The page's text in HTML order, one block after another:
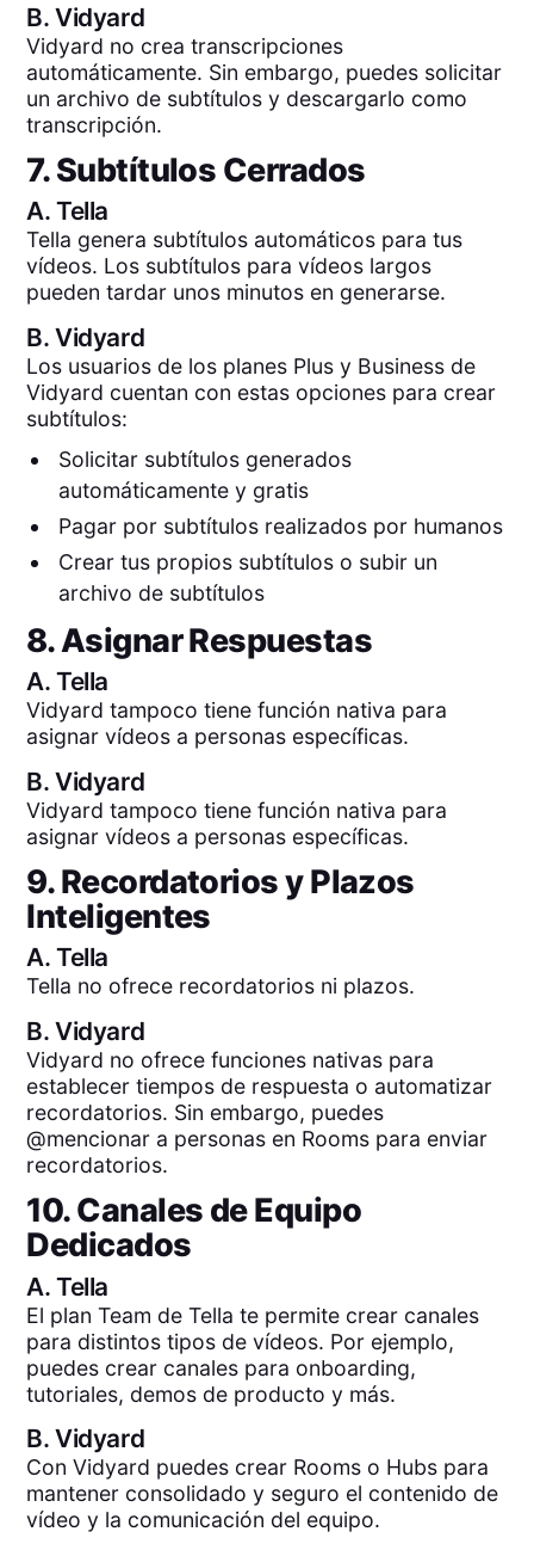
B.Vidyard
Vidyard no crea transcripciones
automáticamente. Sin embargo, puedes solicitar
un archivo de subtítulos y descargarlo como
transcripción.
7. Subtítulos Cerrados
A.Tella
Tella genera subtítulos automáticos para tus
vídeos. Los subtítulos para vídeos largos
pueden tardar unos minutos en generarse.
B.Vidyard
Los usuarios de los planes Plus y Business de
Vidyard cuentan con estas opciones para crear
subtítulos:
Solicitar subtítulos generados
automáticamente y gratis
Pagar por subtítulos realizados por humanos
Crear tus propios subtítulos o subir un
archivo de subtítulos
8. Asignar Respuestas
A.Tella
Vidyard tampoco tiene función nativa para
asignar vídeos a personas específicas.
B.Vidyard
Vidyard tampoco tiene función nativa para
asignar vídeos a personas específicas.
9. Recordatorios y Plazos
Inteligentes
A.Tella
Tella no ofrece recordatorios ni plazos.
B.Vidyard
Vidyard no ofrece funciones nativas para
establecer tiempos de respuesta o automatizar
recordatorios. Sin embargo, puedes
@mencionar a personas en Rooms para enviar
recordatorios.
10. Canales de Equipo
Dedicados
A.Tella
El plan Team de Tella te permite crear canales
para distintos tipos de vídeos. Por ejemplo,
puedes crear canales para onboarding,
tutoriales, demos de producto y más.
B.Vidyard
Con Vidyard puedes crear Rooms o Hubs para
mantener consolidado y seguro el contenido de
vídeo y la comunicación del equipo.